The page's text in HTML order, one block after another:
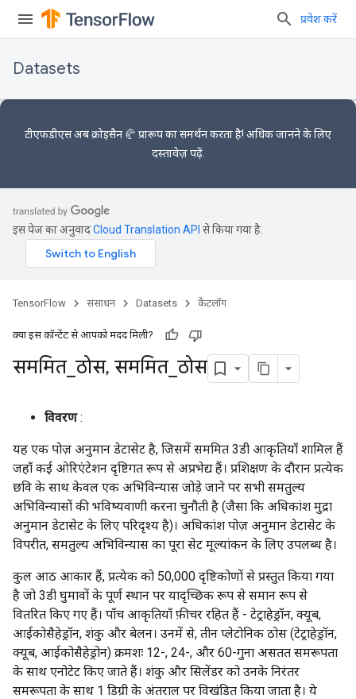
प्रवेश करें
Datasets
टीएफडीएस अबक्रोइसैन 🥐 प्रारूप कासमर्थन करता है! अधिक जानने के लिए
दस्तावेज़पढ़ें.
इस पेज का अनुवादCloud Translation API से किया गया है.
TensorFlow संसाधन Datasets कैटलॉग
क्या इस कॉन्टेंट से आपको मदद मिली?
सममित ठोस, सममित ठोस
विवरण:
यह एक पोज़ अनुमान डेटासेट है, जिसमें सममित 3डी आकृतियाँ शामिल हैं
जहाँ कई ओरिएंटेशन दृष्टिगत रूप से अप्रभेद्य हैं। प्रशिक्षण के दौरान प्रत्येक
छवि के साथ केवल एक अभिविन्यास जोड़े जाने पर सभी समतुल्य
अभिविन्यासों की भविष्यवाणी करना चुनौती है (जैसा कि अधिकांश मुद्रा
अनुमान डेटासेट के लिए परिदृश्य है)। अधिकांश पोज़ अनुमान डेटासेट के
विपरीत, समतुल्य अभिविन्यास का पूरा सेट मूल्यांकन के लिए उपलब्ध है।
कुल आठ आकार हैं, प्रत्येक को 50,000 दृष्टिकोणों से प्रस्तुत किया गया
है जो 3डी घुमावों के पूर्ण स्थान पर यादृच्छिक रूप से समान रूप से
वितरित किए गए हैं। पाँच आकृतियाँ फ़ीचर रहित हैं - टेट्राहेड्रॉन, क्यूब,
आईकोसैहेड्रॉन, शंकु और बेलन। उनमें से, तीन प्लेटोनिक ठोस (टेट्राहेड्रॉन,
क्यूब, आईकोसैहेड्रोन) क्रमशः 12-, 24-, और 60-गुना असतत समरूपता
के साथ एनोटेट किए जाते हैं। शंकु और सिलेंडर को उनके निरंतर
समरूपता के साथ 1 डिग्री के अंतराल पर विखंडित किया जाता है। ये